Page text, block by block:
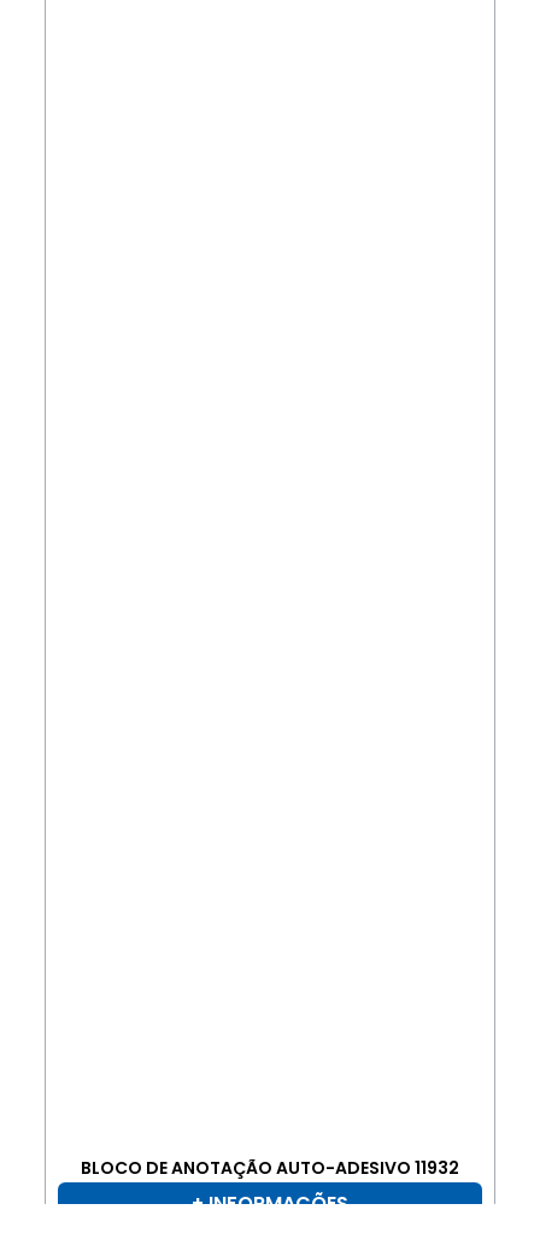
BLOCO DE ANOTAÇÃO AUTO-ADESIVO 11932
+ INFORMAÇÕES